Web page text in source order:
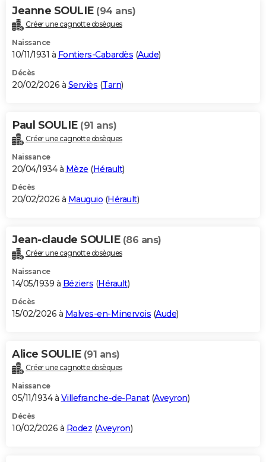
Jeanne SOULIE (94 ans)
Créer une cagnotte obsèques
Naissance
10/11/1931 à Fontiers-Cabardès (Aude)
Décès
20/02/2026 à Serviès (Tarn)
Paul SOULIE (91 ans)
Créer une cagnotte obsèques
Naissance
20/04/1934 à Mèze (Hérault)
Décès
20/02/2026 à Mauguio (Hérault)
Jean-claude SOULIE (86 ans)
Créer une cagnotte obsèques
Naissance
14/05/1939 à Béziers (Hérault)
Décès
15/02/2026 à Malves-en-Minervois (Aude)
Alice SOULIE (91 ans)
Créer une cagnotte obsèques
Naissance
05/11/1934 à Villefranche-de-Panat(Aveyron)
Décès
10/02/2026 à Rodez (Aveyron)